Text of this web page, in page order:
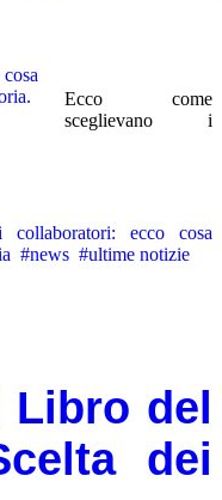
Ecco come
sceglievano i
ecco cosa
news
ultime notizie
del
dei